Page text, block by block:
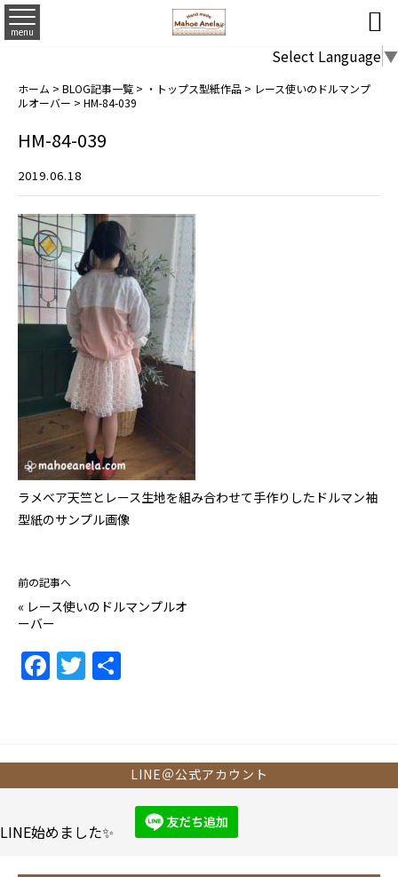
menu 
Select Language▼
ホーム > BLOG記事一覧 > ・トップス型紙作品 > レース使いのドルマンプ
ルオーバー > HM-84-039
HM-84-039
2019.06.18
ラメベア天竺とレース生地を組み合わせて手作りしたドルマン袖
型紙のサンプル画像
前の記事へ
« レース使いのドルマンプルオ
ーバー
F
a
b
o
k
T
w
LINE＠公式アカウント
LINE始めました✨